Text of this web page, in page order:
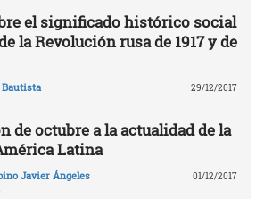
el significado histórico social
la Revolución rusa de 1917 y de
29/12/2017
de octubre a la actualidad de la
Latina
Javier Ángeles
01/12/2017